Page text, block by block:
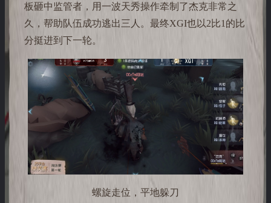
板砸中监管者，用一波天秀操作牵制了杰克非常之
久，帮助队伍成功逃出三人。最终XGI也以2比1的比
分挺进到下一轮。
螺旋走位，平地躲刀